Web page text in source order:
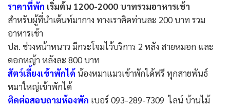
ราคาที่พัก เริ่มต้น 1200-2000 บาทรวมอาหารเช้า
สำหรับผู้ที่นำเต้นท์มากาง ทางเราคิดท่านละ 200 บาท รวม
อาหารเช้า
ปล. ช่วงหน้าหนาว มีกระโจมไว้บริการ 2 หลัง สายหมอก และ
ดอกหญ้า หลังละ 800 บาท
สัตว์เลี้ยงเข้าพักได้ น้องหมาแมวเข้าพักได้ฟรี ทุกสายพันธ์
หมาใหญ่เข้าพักได้
ติดต่อสอบถามห้องพัก เบอร์ ‭093-289-7309‬ ไลน์ บ้านไม้